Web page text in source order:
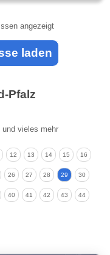
angezeigt
laden
Pfalz
und vieles mehr
12 13 14 15 16
26 27 28 29 30
40 41 42 43 44